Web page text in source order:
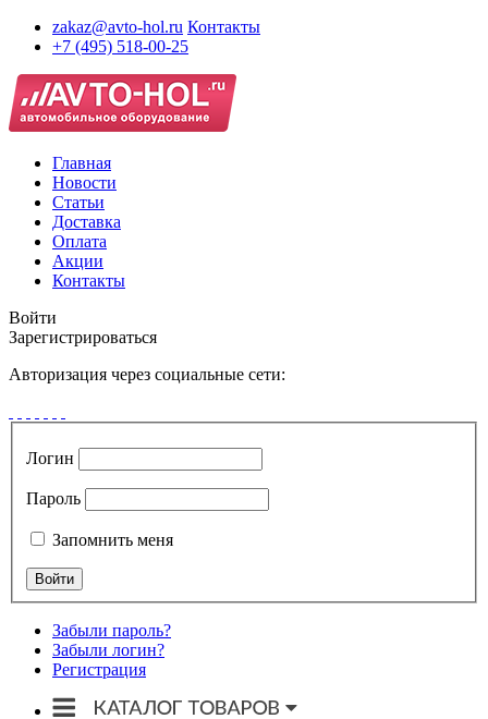
zakaz@avto-hol.ru Контакты
+7 (495) 518-00-25
Главная
Новости
Статьи
Доставка
Оплата
Акции
Контакты
Войти
Зарегистрироваться
Авторизация через социальные сети:
Логин
Пароль
Запомнить меня
Забыли пароль?
Забыли логин?
Регистрация